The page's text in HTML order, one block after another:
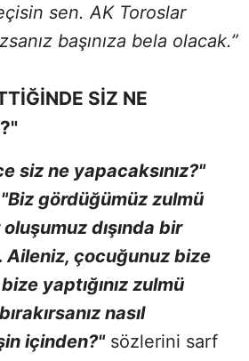
sen. AK Toroslar
başınıza bela olacak.”
SİZ NE
siz ne yapacaksınız?"
gördüğümüz zulmü
dışında bir
çocuğunuz bize
yaptığınız zulmü
nasıl
içinden?"sözlerini sarf